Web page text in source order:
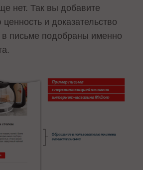
нет. Так вы добавите
и доказательство
в письме подобраны именно